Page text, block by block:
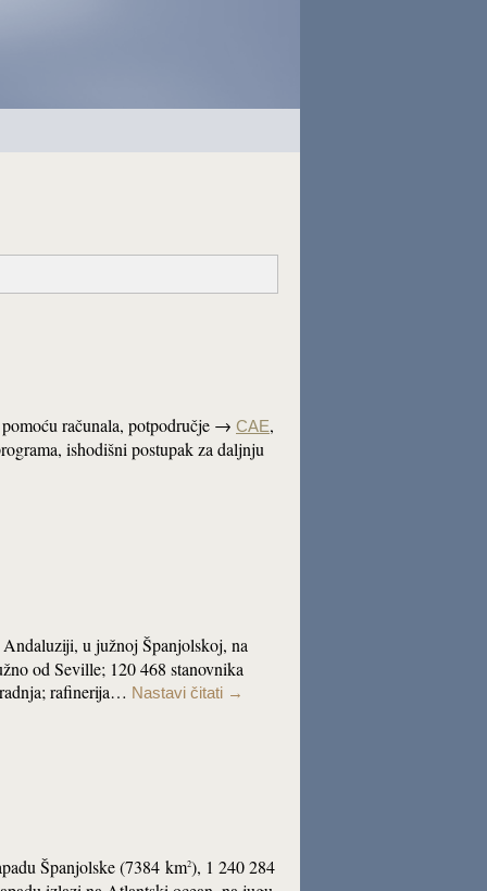
računala, potpodručje → CAE,
ishodišni postupak za daljnju
u južnoj Španjolskoj, na
od Seville; 120 468 stanovnika
rafinerija… Nastavi čitati →
Španjolske (7384 km2), 1 240 284